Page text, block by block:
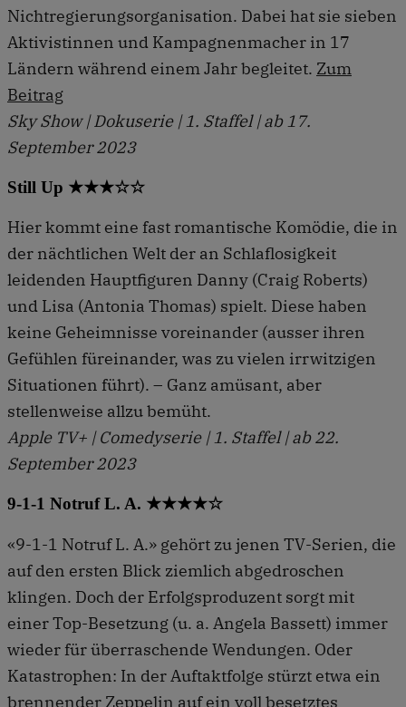
Nichtregierungsorganisation. Dabei hat sie sieben
Aktivistinnen und Kampagnenmacher in 17
Ländern während einem Jahr begleitet. Zum
Beitrag
Sky Show | Dokuserie | 1. Staffel | ab 17.
September 2023
Still Up ★★★☆☆
Hier kommt eine fast romantische Komödie, die in
der nächtlichen Welt der an Schlaflosigkeit
leidenden Hauptfiguren Danny (Craig Roberts)
und Lisa (Antonia Thomas) spielt. Diese haben
keine Geheimnisse voreinander (ausser ihren
Gefühlen füreinander, was zu vielen irrwitzigen
Situationen führt). – Ganz amüsant, aber
stellenweise allzu bemüht.
Apple TV+ | Comedyserie | 1. Staffel | ab 22.
September 2023
9-1-1 Notruf L. A. ★★★★☆
«9-1-1 Notruf L. A.» gehört zu jenen TV-Serien, die
auf den ersten Blick ziemlich abgedroschen
klingen. Doch der Erfolgsproduzent sorgt mit
einer Top-Besetzung (u. a. Angela Bassett) immer
wieder für überraschende Wendungen. Oder
Katastrophen: In der Auftaktfolge stürzt etwa ein
brennender Zeppelin auf ein voll besetztes